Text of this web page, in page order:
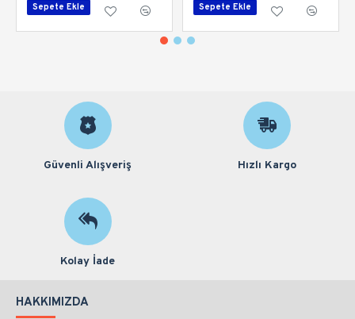
Sepete Ekle Sepete Ekle
Güvenli Alışveriş Hızlı Kargo
Kolay İade
HAKKIMIZDA